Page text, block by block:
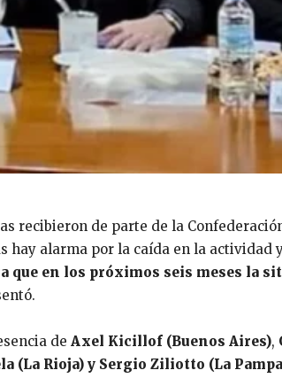
recibieron de parte de la
hay alarma por la caída en la actividad
que en los próximos seis meses la
de Axel Kicillof (Buenos Aires),
(La Rioja) y Sergio Ziliotto (La